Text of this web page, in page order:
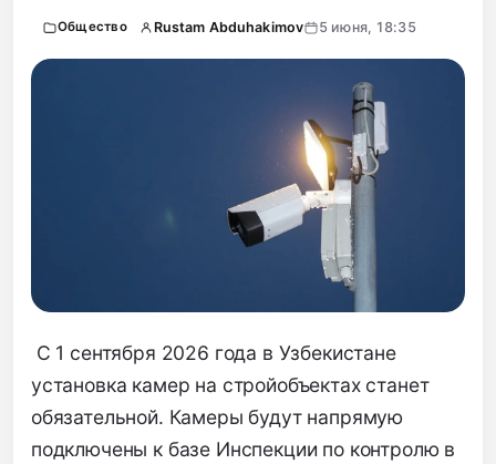
Общество Rustam Abduhakimov 5 июня, 18:35
С 1 сентября 2026 года в Узбекистане
установка камер на стройобъектах станет
обязательной. Камеры будут напрямую
подключены к базе Инспекции по контролю в